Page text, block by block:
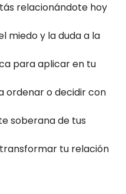
relacionándote hoy
miedo y la duda a la
para aplicar en tu
ordenar o decidir con
soberana de tus
tu relación